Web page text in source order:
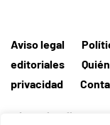
Aviso legal
editoriales
privacidad
Editorial MallorcaHora